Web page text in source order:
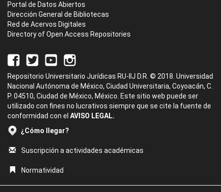
Portal de Datos Abiertos
Dirección General de Bibliotecas
Red de Acervos Digitales
Directory of Open Access Repositories
Repositorio Universitario Jurídicas RU-IIJ D.R. © 2018. Universidad
Nacional Autónoma de México, Ciudad Universitaria, Coyoacán, C.
P. 04510, Ciudad de México, México. Este sitio web puede ser
utilizado con fines no lucrativos siempre que se cite la fuente de
conformidad con el AVISO LEGAL.
¿Cómo llegar?
Suscripción a actividades académicas
Normatividad